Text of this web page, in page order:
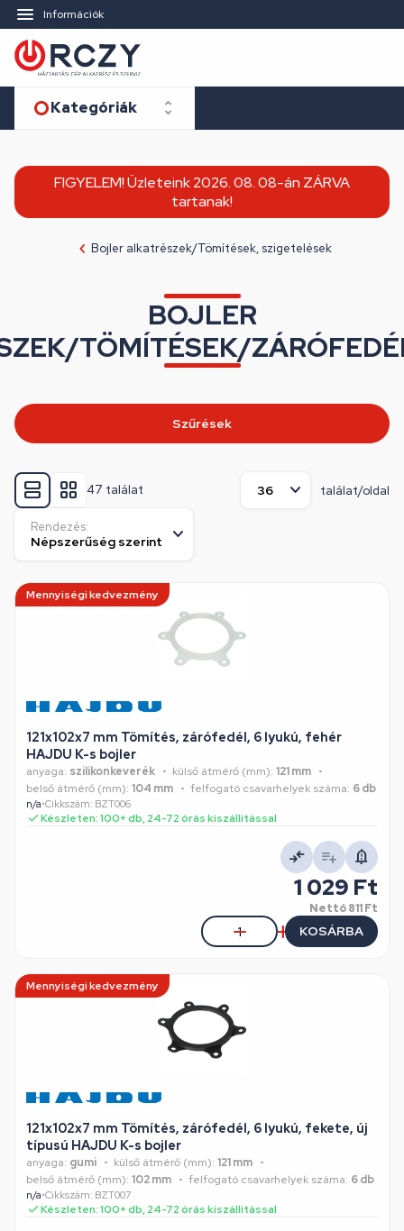
Információk
Kategóriák
FIGYELEM! Üzleteink 2026. 08. 08-án ZÁRVA
tartanak!
Bojler alkatrészek/Tömítések, szigetelések
BOJLER
TÖMÍTÉSEK/
47 találat találat/oldal
Rendezés:
Mennyiségi kedvezmény
121x102x7 mm Tömítés, zárófedél, 6 lyukú, fehér
HAJDU K-s bojler
anyaga: szilikonkeverék külső átmérő (mm): 121 mm
belső átmérő (mm): 104 mm felfogató csavarhelyek száma: 6 db
n/a•Cikkszám: BZT006
Készleten: 100+ db, 24-72 órás kiszállítással
1 029 Ft
Nettó811 Ft
KOSÁRBA
Mennyiségi kedvezmény
121x102x7 mm Tömítés, zárófedél, 6 lyukú, fekete, új
típusú HAJDU K-s bojler
anyaga: gumi külső átmérő (mm): 121 mm
belső átmérő (mm): 102 mm felfogató csavarhelyek száma: 6 db
n/a•Cikkszám: BZT007
Készleten: 100+ db, 24-72 órás kiszállítással
Szűrések